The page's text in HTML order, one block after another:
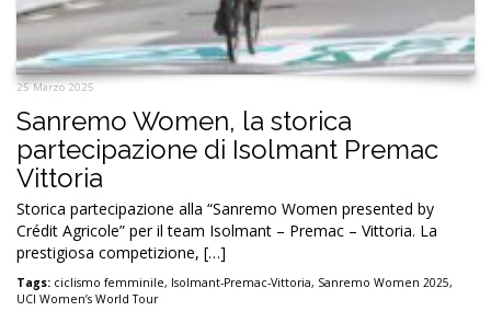
25 Marzo 2025
Sanremo Women, la storica
partecipazione di Isolmant Premac
Vittoria
Storica partecipazione alla “Sanremo Women presented by
Crédit Agricole” per il team Isolmant – Premac – Vittoria. La
prestigiosa competizione, […]
Tags: ciclismo femminile, Isolmant-Premac-Vittoria, Sanremo Women 2025,
UCI Women’s World Tour